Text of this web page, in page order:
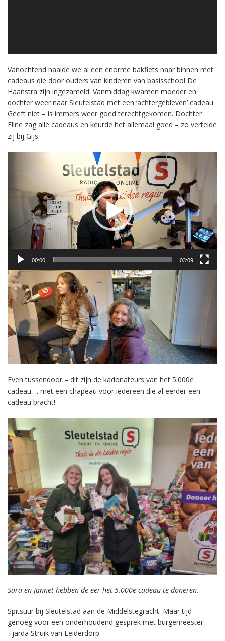
Vanochtend haalde we al een enorme bakfiets naar binnen met
cadeaus die door ouders van kinderen van basisschool De
Haanstra zijn ingezameld. Vanmiddag kwamen moeder en
dochter weer naar Sleutelstad met een ‘achtergebleven’ cadeau.
Geeft niet – is immers weer goed terechtgekomen. Dochter
Eline zag alle cadeaus en keurde het allemaal goed – zo vertelde
zij bij Gijs.
00:00 03:09
Even tussendoor – dit zijn de kadonateurs van het 5.000e
cadeau…. met een chapeau voor iedereen die al eerder een
cadeau bracht!
Sara en Jannet hebben de eer het 5.000e cadeau te doneren.
Spitsuur bij Sleutelstad aan de Middelstegracht. Maar tijd
genoeg voor een onderhoudend gesprek met burgemeester
Tjarda Struik van Leiderdorp.